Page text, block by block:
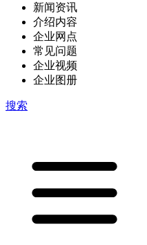
新闻资讯
介绍内容
企业网点
常见问题
企业视频
企业图册
搜索